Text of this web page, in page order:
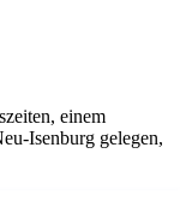
einem
Isenburg gelegen,